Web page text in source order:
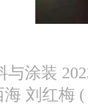
与涂装
刘红梅